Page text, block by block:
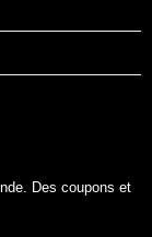
Des coupons et